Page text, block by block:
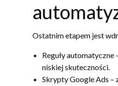
Ostatnim etapem jest
Reguły
niskiej skuteczności.
Skrypty Google Ads –